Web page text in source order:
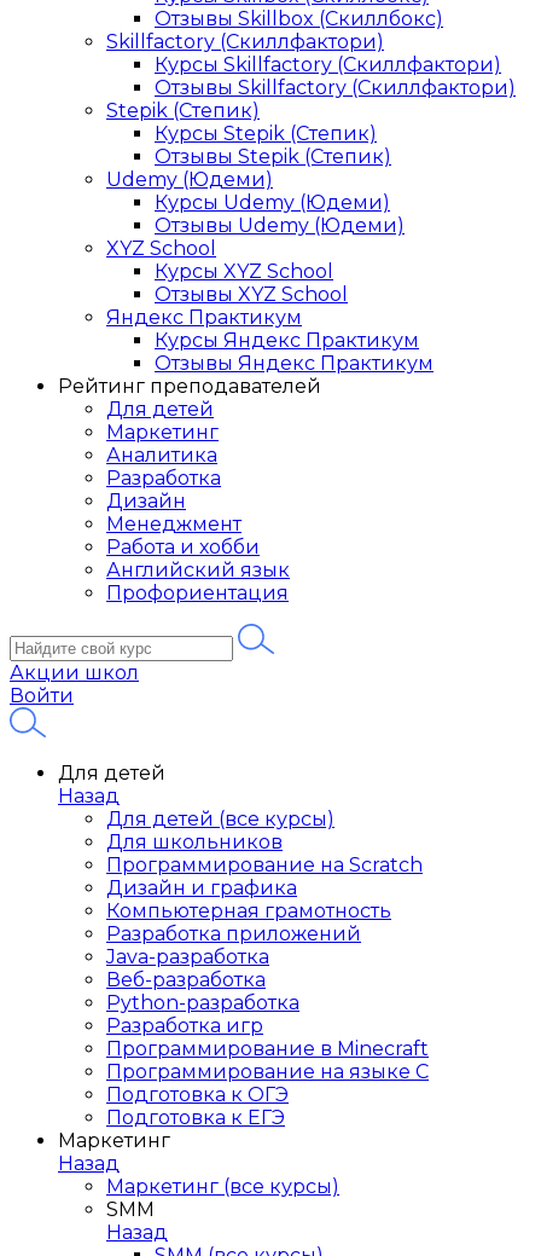
Отзывы Skillbox (Скиллбокс)
Skillfactory (Скиллфактори)
Курсы Skillfactory (Скиллфактори)
Отзывы Skillfactory (Скиллфактори)
Stepik (Степик)
Курсы Stepik (Степик)
Отзывы Stepik (Степик)
Udemy (Юдеми)
Курсы Udemy (Юдеми)
Отзывы Udemy (Юдеми)
XYZ School
Курсы XYZ School
Отзывы XYZ School
Яндекс Практикум
Курсы Яндекс Практикум
Отзывы Яндекс Практикум
Рейтинг преподавателей
Для детей
Маркетинг
Аналитика
Разработка
Дизайн
Менеджмент
Работа и хобби
Английский язык
Профориентация
Акции школ
Войти
Для детей
Назад
Для детей (все курсы)
Для школьников
Программирование на Scratch
Дизайн и графика
Компьютерная грамотность
Разработка приложений
Java-разработка
Веб-разработка
Python-разработка
Разработка игр
Программирование в Minecraft
Программирование на языке C
Подготовка к ОГЭ
Подготовка к ЕГЭ
Маркетинг
Назад
Маркетинг (все курсы)
SMM
Назад